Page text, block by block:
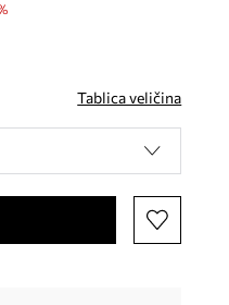
Tablica veličina